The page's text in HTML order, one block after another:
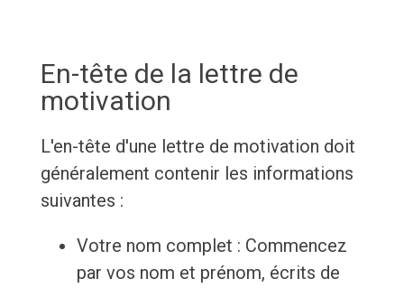
En-tête de la lettre de
motivation
L'en-tête d'une lettre de motivation doit
généralement contenir les informations
suivantes :
Votre nom complet : Commencez
par vos nom et prénom, écrits de